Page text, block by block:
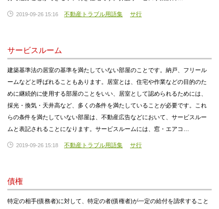
2019-09-26 15:16 不動産トラブル用語集 サ行
サービスルーム
建築基準法の居室の基準を満たしていない部屋のことです。納戸、フリール
ームなどと呼ばれることもあります。居室とは、住宅や作業などの目的のた
めに継続的に使用する部屋のことをいい、居室として認められるためには、
採光・換気・天井高など、多くの条件を満たしていることが必要です。これ
らの条件を満たしていない部屋は、不動産広告などにおいて、サービスルー
ムと表記されることになります。サービスルームには、窓・エアコ…
2019-09-26 15:18 不動産トラブル用語集 サ行
債権
特定の相手(債務者)に対して、特定の者(債権者)が一定の給付を請求すること